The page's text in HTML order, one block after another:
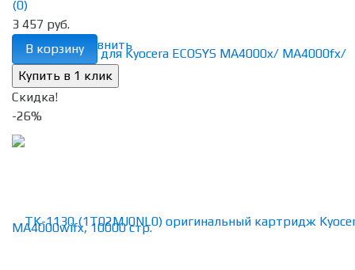
избранное сравнить
(0)
3 457 руб.
В корзину
Скидка!
-26%